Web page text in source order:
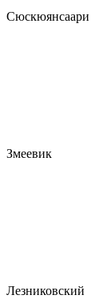
Сюскюянсаари
Змеевик
Лезниковский